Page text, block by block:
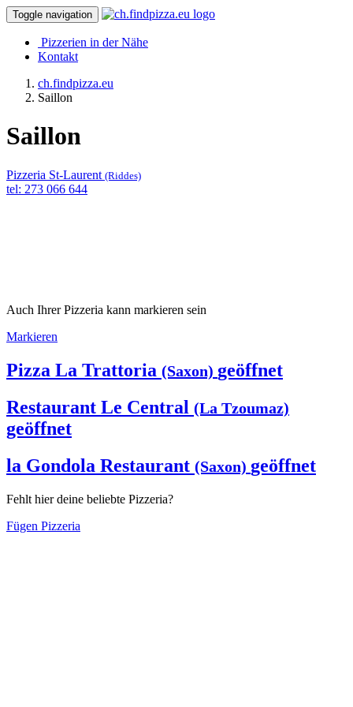
Toggle navigation
Pizzerien in der Nähe
Kontakt
ch.findpizza.eu
Saillon
Saillon
Pizzeria St-Laurent (Riddes)
tel: 273 066 644
Auch Ihrer Pizzeria kann markieren sein
Markieren
Pizza La Trattoria (Saxon) geöffnet
Restaurant Le Central (La Tzoumaz)
geöffnet
la Gondola Restaurant (Saxon) geöffnet
Fehlt hier deine beliebte Pizzeria?
Fügen Pizzeria